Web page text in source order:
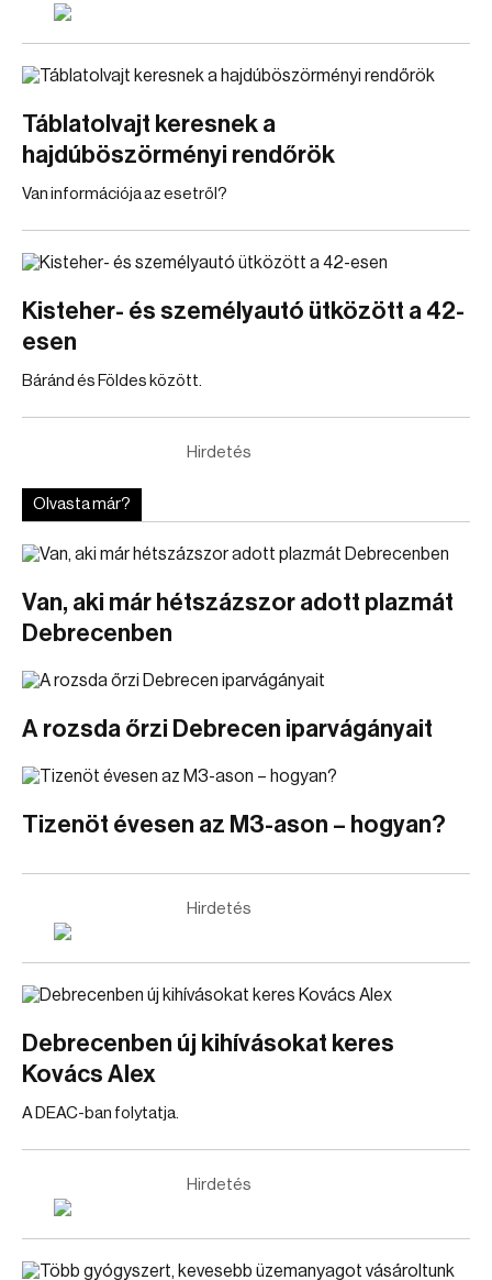
Táblatolvajt keresnek a
hajdúböszörményi rendőrök
Van információja az esetről?
Kisteher- és személyautó ütközött a 42-
esen
Báránd és Földes között.
Hirdetés
Olvasta már?
Van, aki már hétszázszor adott plazmát
Debrecenben
A rozsda őrzi Debrecen iparvágányait
Tizenöt évesen az M3-ason – hogyan?
Hirdetés
Debrecenben új kihívásokat keres
Kovács Alex
A DEAC-ban folytatja.
Hirdetés